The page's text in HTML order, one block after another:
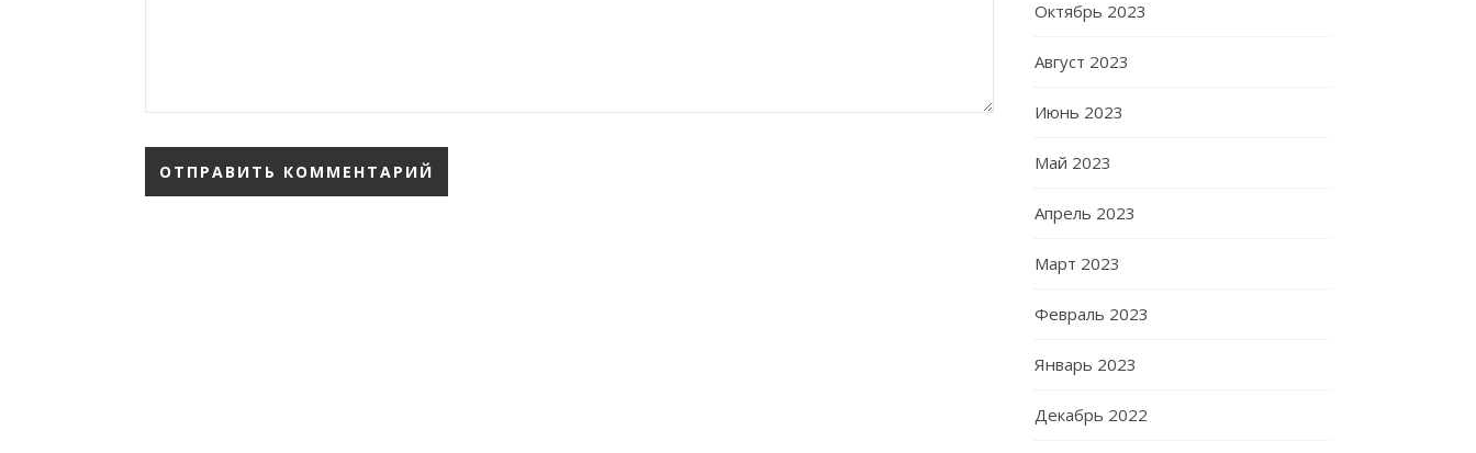
Октябрь 2023
Август 2023
Июнь 2023
Май 2023
Апрель 2023
Март 2023
Февраль 2023
Январь 2023
Декабрь 2022